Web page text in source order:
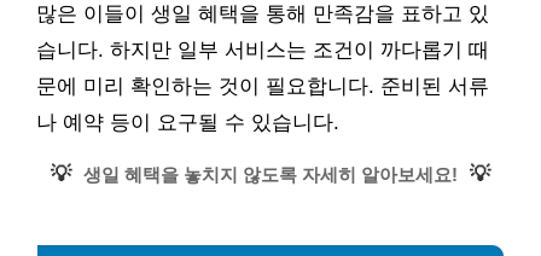
많은 이들이 생일 혜택을 통해 만족감을 표하고 있
습니다. 하지만 일부 서비스는 조건이 까다롭기 때
문에 미리 확인하는 것이 필요합니다. 준비된 서류
나 예약 등이 요구될 수 있습니다.
💡 생일 혜택을 놓치지 않도록 자세히 알아보세요! 💡